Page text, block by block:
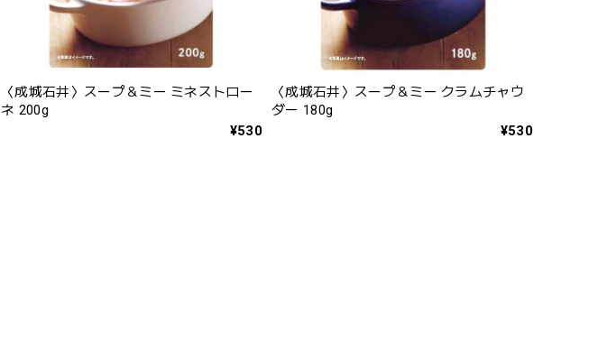
〈成城石井〉スープ＆ミー ミネストロー
ネ 200g
¥530
〈成城石井〉スープ＆ミー クラムチャウ
ダー 180g
¥530